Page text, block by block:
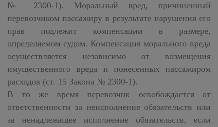
№ 2300-1). Моральный вред, причиненный
перевозчиком пассажиру в результате нарушения его
прав подлежит компенсации в размере,
определяемом судом. Компенсация морального вреда
осуществляется независимо от возмещения
имущественного вреда и понесенных пассажиром
расходов (ст. 15 Закона № 2300-1).
В то же время перевозчик освобождается от
ответственности за неисполнение обязательств или
за ненадлежащее исполнение обязательств, если